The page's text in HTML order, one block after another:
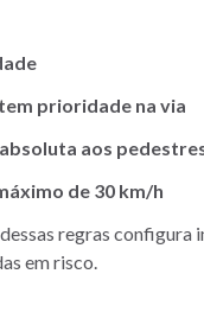
prioridade na via
aos
de 30 km/h
regras configura
em risco.